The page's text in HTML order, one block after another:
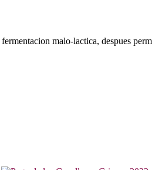
malo-lactica, despues